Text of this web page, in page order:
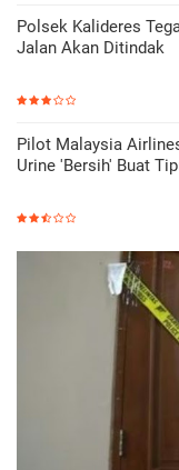
Polsek Kalideres
Jalan Akan Ditindak
Pilot Malaysia
Urine 'Bersih' Buat